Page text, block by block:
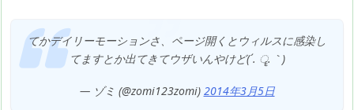
てかデイリーモーションさ、ページ開くとウィルスに感染し
てますとか出てきてウザいんやけど(´. ॄ.｀)
— ゾミ (@zomi123zomi) 2014年3月5日